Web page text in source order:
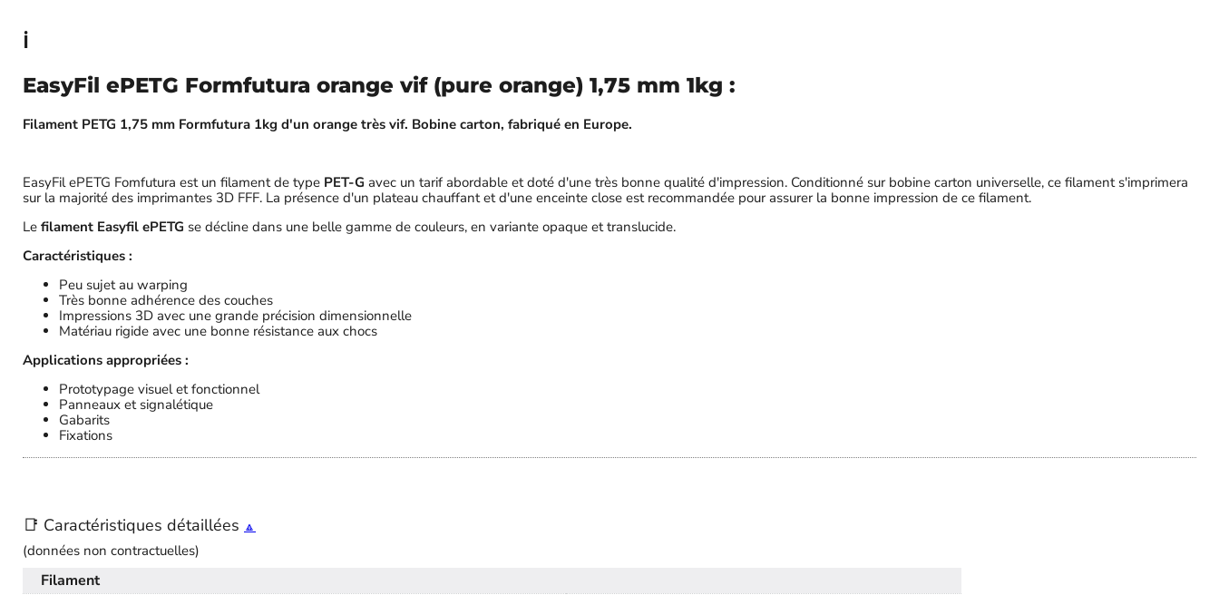
ℹ️
EasyFil ePETG Formfutura orange vif (pure orange) 1,75 mm 1kg :
Filament PETG 1,75 mm Formfutura 1kg d'un orange très vif. Bobine carton, fabriqué en Europe.
EasyFil ePETG Fomfutura est un filament de type PET-G avec un tarif abordable et doté d'une très bonne qualité d'impression. Conditionné sur bobine carton universelle, ce filament s'imprimera
sur la majorité des imprimantes 3D FFF. La présence d'un plateau chauffant et d'une enceinte close est recommandée pour assurer la bonne impression de ce filament.
Le filament Easyfil ePETG se décline dans une belle gamme de couleurs, en variante opaque et translucide.
Caractéristiques :
Peu sujet au warping
Très bonne adhérence des couches
Impressions 3D avec une grande précision dimensionnelle
Matériau rigide avec une bonne résistance aux chocs
Applications appropriées :
Prototypage visuel et fonctionnel
Panneaux et signalétique
Gabarits
Fixations
📑 Caractéristiques détaillées 🔼
(données non contractuelles)
Filament